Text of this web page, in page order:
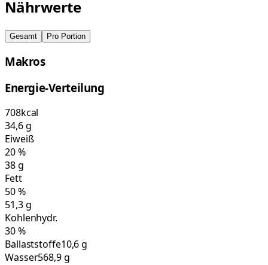
Nährwerte
Gesamt Pro Portion
Makros
Energie-Verteilung
708kcal
34,6g
Eiweiß
20%
38g
Fett
50%
51,3g
Kohlenhydr.
30%
Ballaststoffe10,6 g
Wasser568,9 g